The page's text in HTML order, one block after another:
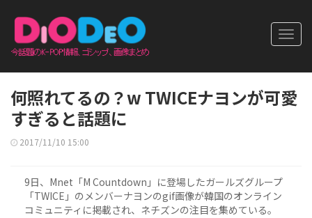
何照れてるの？w TWICEナヨンが可愛
すぎると話題に
2017/11/10 15:00
9日、Mnet「M Countdown」に登場したガールズグループ
「TWICE」のメンバーナヨンのgif画像が韓国のオンライン
コミュニティに掲載され、ネチズンの注目を集めている。